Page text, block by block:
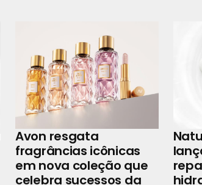
Avon resgata
fragrâncias icônicas
em nova coleção que
celebra sucessos da